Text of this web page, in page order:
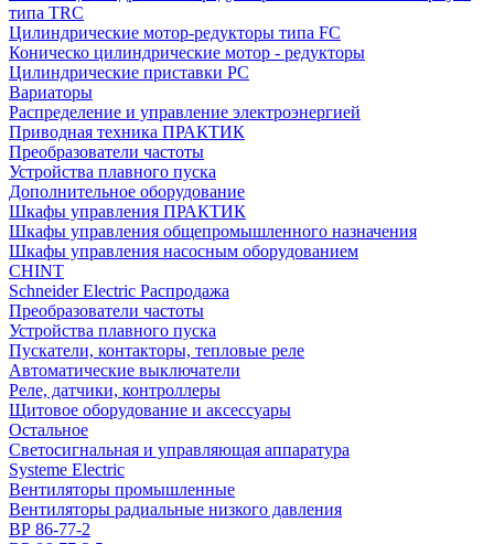
типа TRC
Цилиндрические мотор-редукторы типа FC
Коническо цилиндрические мотор - редукторы
Цилиндрические приставки PC
Вариаторы
Распределение и управление электроэнергией
Приводная техника ПРАКТИК
Преобразователи частоты
Устройства плавного пуска
Дополнительное оборудование
Шкафы управления ПРАКТИК
Шкафы управления общепромышленного назначения
Шкафы управления насосным оборудованием
CHINT
Schneider Electric Распродажа
Преобразователи частоты
Устройства плавного пуска
Пускатели, контакторы, тепловые реле
Автоматические выключатели
Реле, датчики, контроллеры
Щитовое оборудование и аксессуары
Остальное
Светосигнальная и управляющая аппаратура
Systeme Electric
Вентиляторы промышленные
Вентиляторы радиальные низкого давления
ВР 86-77-2